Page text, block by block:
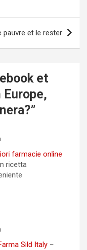
pauvre et le rester
et
Europe,
”
farmacie online
ricetta
Sild Italy –